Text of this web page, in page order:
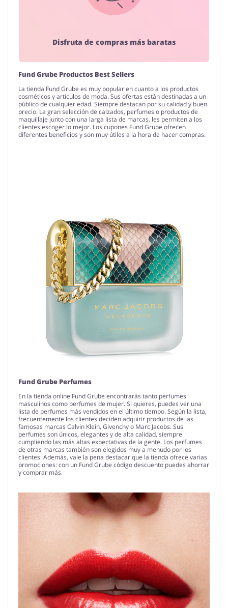
Disfruta de compras más baratas
Fund Grube Productos Best Sellers
La tienda Fund Grube es muy popular en cuanto a los productos
cosméticos y artículos de moda. Sus ofertas están destinadas a un
público de cualquier edad. Siempre destacan por su calidad y buen
precio. La gran selección de calzados, perfumes o productos de
maquillaje junto con una larga lista de marcas, les permiten a los
clientes escoger lo mejor. Los cupones Fund Grube ofrecen
diferentes beneficios y son muy útiles a la hora de hacer compras.
Fund Grube Perfumes
En la tienda online Fund Grube encontrarás tanto perfumes
masculinos como perfumes de mujer. Si quieres, puedes ver una
lista de perfumes más vendidos en el último tiempo. Según la lista,
frecuentemente los clientes deciden adquirir productos de las
famosas marcas Calvin Klein, Givenchy o Marc Jacobs. Sus
perfumes son únicos, elegantes y de alta calidad, siempre
cumpliendo las más altas expectativas de la gente. Los perfumes
de otras marcas también son elegidos muy a menudo por los
clientes. Además, vale la pena destacar que la tienda ofrece varias
promociones: con un Fund Grube código descuento puedes ahorrar
y comprar más.